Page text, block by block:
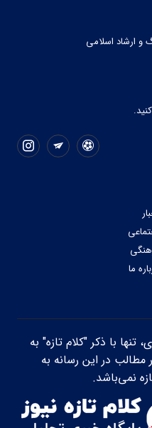
و ارشاد اسلامی
ما
تنها با ذکر "کلام تازه" به
مطالب در این رسانه به
نمی‌باشد.